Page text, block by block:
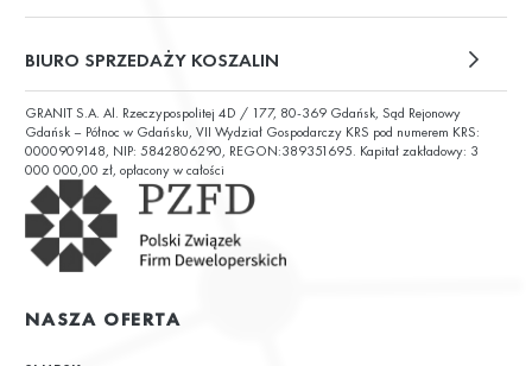
ul. Św. Wojciecha 6
BIURO SPRZEDAŻY KOSZALIN
ul. Chałubińskiego 9
GRANIT S.A. Al. Rzeczypospolitej 4D / 177, 80-369 Gdańsk, Sąd Rejonowy
Gdańsk – Północ w Gdańsku, VII Wydział Gospodarczy KRS pod numerem KRS:
0000909148, NIP: 5842806290, REGON:389351695. Kapitał zakładowy: 3
000 000,00 zł, opłacony w całości
NASZA OFERTA